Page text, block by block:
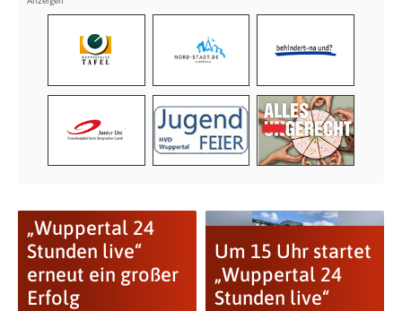
„Wuppertal 24
Stunden live“
erneut ein großer
Erfolg
Um 15 Uhr startet
„Wuppertal 24
Stunden live“